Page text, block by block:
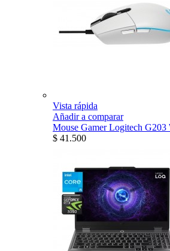
Vista rápida
Añadir a comparar
Mouse Gamer Logitech
$ 41.500